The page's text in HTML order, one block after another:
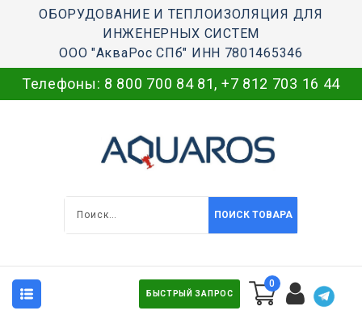
ОБОРУДОВАНИЕ И ТЕПЛОИЗОЛЯЦИЯ ДЛЯ
ИНЖЕНЕРНЫХ СИСТЕМ
ООО "АкваРос СПб" ИНН 7801465346
Телефоны: 8 800 700 84 81, +7 812 703 16 44
ПОИСК ТОВАРА
БЫСТРЫЙ ЗАПРОС
0